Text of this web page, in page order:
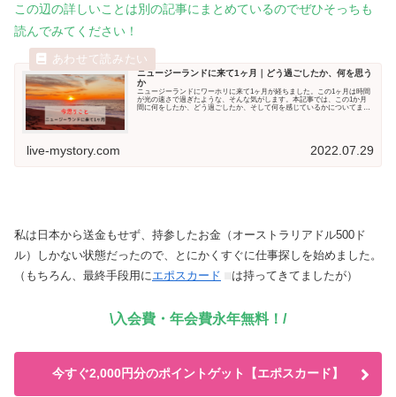
この辺の詳しいことは別の記事にまとめているのでぜひそっちも
読んでみてください！
ニュージーランドに来て1ヶ月｜どう過ごしたか、何を思う
か
ニュージーランドにワーホリに来て1ヶ月が経ちました。この1ヶ月は時間
が光の速さで過ぎたような、そんな気がします。本記事では、この1か月
間に何をしたか、どう過ごしたか、そして何を感じているかについてまと
live-mystory.com 2022.07.29
私は日本から送金もせず、持参したお金（オーストラリアドル500ド
ル）しかない状態だったので、とにかくすぐに仕事探しを始めました。
（もちろん、最終手段用にエポスカード は持ってきてましたが）
\入会費・年会費永年無料！/
今すぐ2,000円分のポイントゲット【エポスカード】